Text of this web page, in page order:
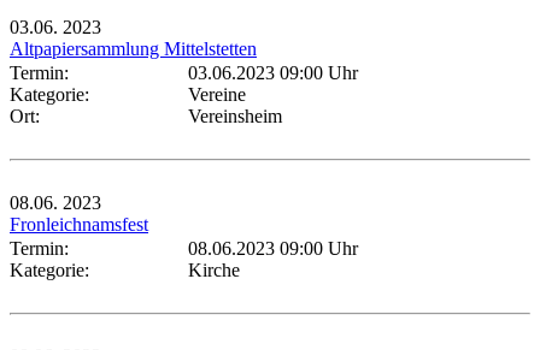
03.06. 2023
Altpapiersammlung Mittelstetten
Termin:
03.06.2023 09:00 Uhr
Kategorie:
Vereine
Ort:
Vereinsheim
08.06. 2023
Fronleichnamsfest
Termin:
08.06.2023 09:00 Uhr
Kategorie:
Kirche